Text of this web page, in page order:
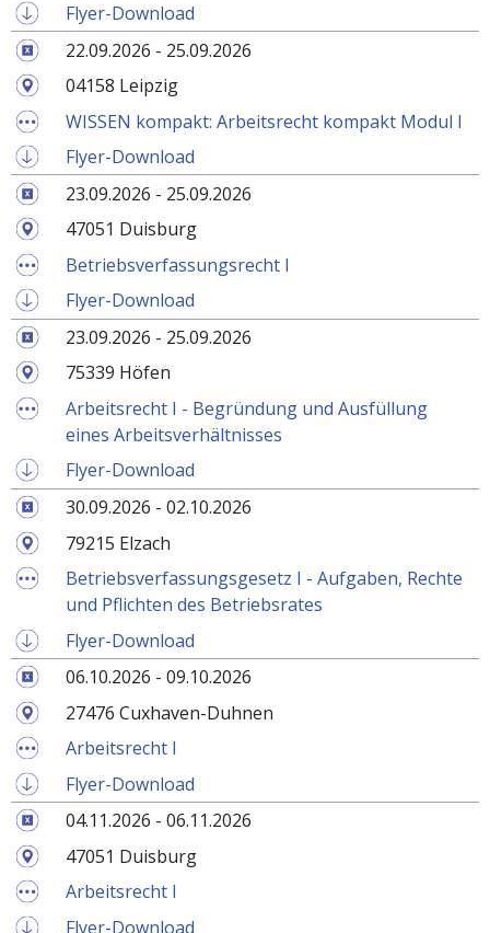
Flyer-Download
22.09.2026 - 25.09.2026
04158 Leipzig
WISSEN kompakt: Arbeitsrecht kompakt Modul I
Flyer-Download
23.09.2026 - 25.09.2026
47051 Duisburg
Betriebsverfassungsrecht I
Flyer-Download
23.09.2026 - 25.09.2026
75339 Höfen
Arbeitsrecht I - Begründung und Ausfüllung
eines Arbeitsverhältnisses
Flyer-Download
30.09.2026 - 02.10.2026
79215 Elzach
Betriebsverfassungsgesetz I - Aufgaben, Rechte
und Pflichten des Betriebsrates
Flyer-Download
06.10.2026 - 09.10.2026
27476 Cuxhaven-Duhnen
Arbeitsrecht I
Flyer-Download
04.11.2026 - 06.11.2026
47051 Duisburg
Arbeitsrecht I
Flyer-Download